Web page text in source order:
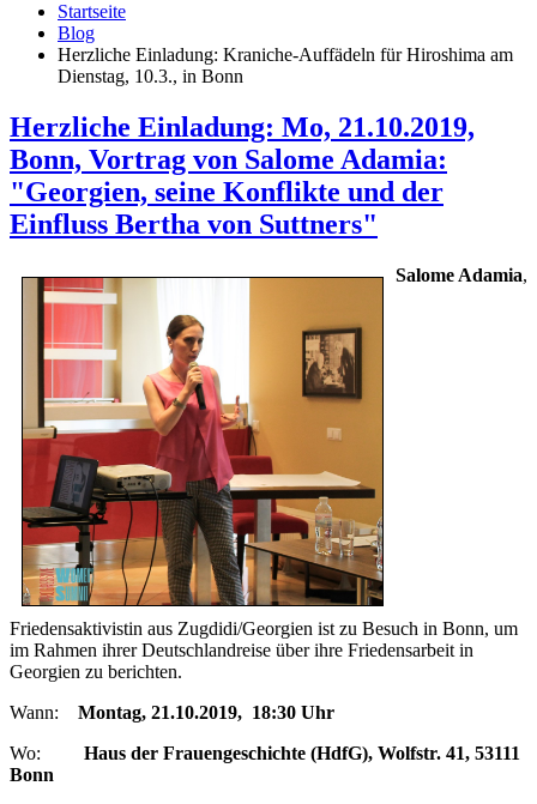
Startseite
Blog
Herzliche Einladung: Kraniche-Auffädeln für Hiroshima am
Dienstag, 10.3., in Bonn
Herzliche Einladung: Mo, 21.10.2019,
Bonn, Vortrag von Salome Adamia:
"Georgien, seine Konflikte und der
Einfluss Bertha von Suttners"
Salome Adamia,
Friedensaktivistin aus Zugdidi/Georgien ist zu Besuch in Bonn, um
im Rahmen ihrer Deutschlandreise über ihre Friedensarbeit in
Georgien zu berichten.
Wann:
Montag, 21.10.2019, 18:30 Uhr
Wo:
Haus der Frauengeschichte (HdfG), Wolfstr. 41, 53111
Bonn